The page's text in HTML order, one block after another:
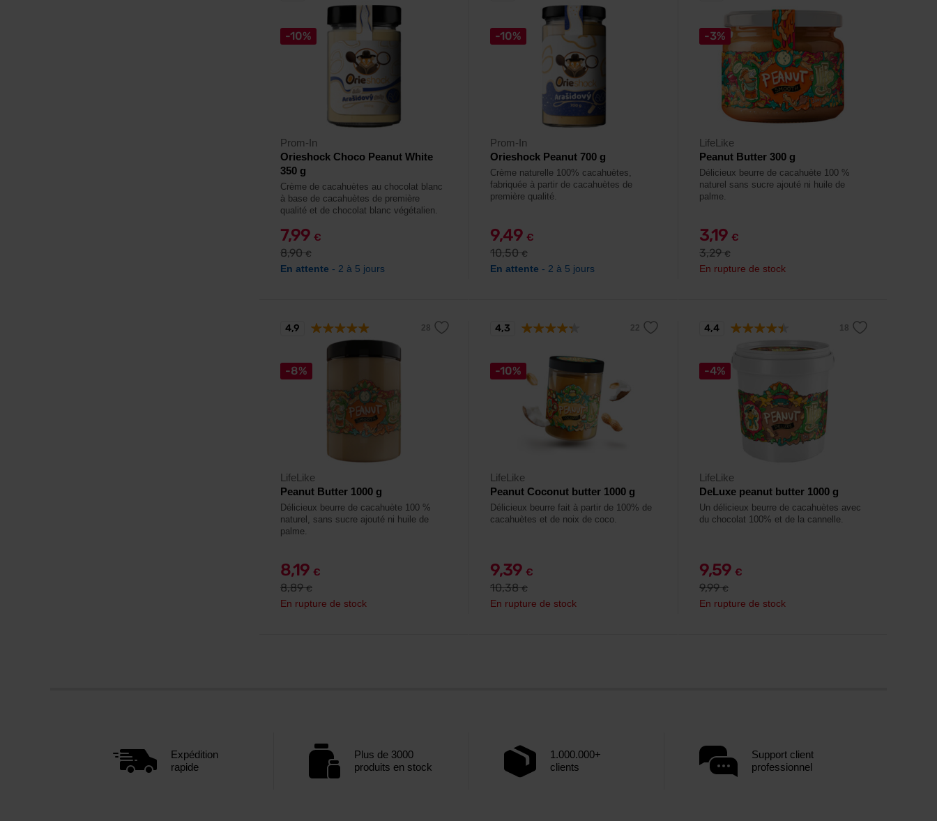
-10%
Prom-In
Orieshock Choco Peanut White
350 g
Crème de cacahuètes au chocolat blanc
à base de cacahuètes de première
qualité et de chocolat blanc végétalien.
7,99 €
8,90€
En attente - 2 à 5 jours
-10%
Prom-In
Orieshock Peanut 700 g
Crème naturelle 100% cacahuètes,
fabriquée à partir de cacahuètes de
première qualité.
9,49 €
10,50€
En attente - 2 à 5 jours
-3%
LifeLike
Peanut Butter 300 g
Délicieux beurre de cacahuète 100 %
naturel sans sucre ajouté ni huile de
palme.
3,19 €
3,29€
En rupture de stock
-8%
LifeLike
Peanut Butter 1000 g
Délicieux beurre de cacahuète 100 %
naturel, sans sucre ajouté ni huile de
palme.
8,19 €
8,89€
En rupture de stock
4,9
-10%
LifeLike
Peanut Coconut butter 1000 g
Délicieux beurre fait à partir de 100% de
cacahuètes et de noix de coco.
9,39 €
10,38€
En rupture de stock
4,3
-4%
LifeLike
DeLuxe peanut butter 1000 g
Un délicieux beurre de cacahuètes avec
du chocolat 100% et de la cannelle.
9,59 €
9,99€
En rupture de stock
4,4
Expédition
rapide
Plus de 3000
produits en stock
1.000.000+
clients
Support client
professionnel